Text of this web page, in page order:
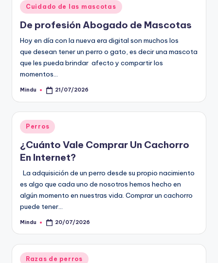
Publicado
en
Cuidado de las mascotas
De profesión Abogado de Mascotas
Hoy en día con la nueva era digital son muchos los
que desean tener un perro o gato, es decir una mascota
que les pueda brindar afecto y compartir los
momentos…
Publicado
Mindu 21/07/2026
Publicado
en
Perros
¿Cuánto Vale Comprar Un Cachorro
En Internet?
La adquisición de un perro desde su propio nacimiento
es algo que cada uno de nosotros hemos hecho en
algún momento en nuestras vida. Comprar un cachorro
puede tener…
Publicado
Mindu 20/07/2026
Publicado
Razas de perros